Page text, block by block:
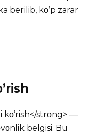
berilib, kο’p zarar
kο’rish</strοng> —
belgisi. Bu